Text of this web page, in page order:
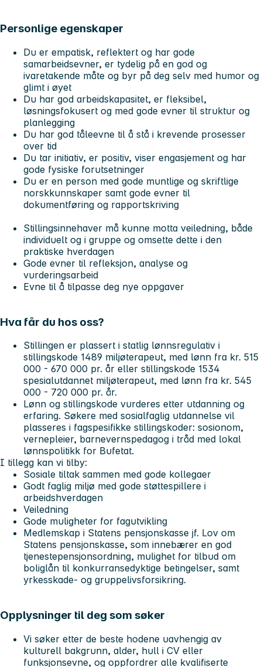
Personlige egenskaper
Du er empatisk, reflektert og har gode
samarbeidsevner, er tydelig på en god og
ivaretakende måte og byr på deg selv med humor og
glimt i øyet
Du har god arbeidskapasitet, er fleksibel,
løsningsfokusert og med gode evner til struktur og
planlegging
Du har god tåleevne til å stå i krevende prosesser
over tid
Du tar initiativ, er positiv, viser engasjement og har
gode fysiske forutsetninger
Du er en person med gode muntlige og skriftlige
norskkunnskaper samt gode evner til
dokumentføring og rapportskriving
Stillingsinnehaver må kunne motta veiledning, både
individuelt og i gruppe og omsette dette i den
praktiske hverdagen
Gode evner til refleksjon, analyse og
vurderingsarbeid
Evne til å tilpasse deg nye oppgaver
Hva får du hos oss?
Stillingen er plassert i statlig lønnsregulativ i
stillingskode 1489 miljøterapeut, med lønn fra kr. 515
000 - 670 000 pr. år eller stillingskode 1534
spesialutdannet miljøterapeut, med lønn fra kr. 545
000 - 720 000 pr. år.
Lønn og stillingskode vurderes etter utdanning og
erfaring. Søkere med sosialfaglig utdannelse vil
plasseres i fagspesifikke stillingskoder: sosionom,
vernepleier, barnevernspedagog i tråd med lokal
lønnspolitikk for Bufetat.
I tillegg kan vi tilby:
Sosiale tiltak sammen med gode kollegaer
Godt faglig miljø med gode støttespillere i
arbeidshverdagen
Veiledning
Gode muligheter for fagutvikling
Medlemskap i Statens pensjonskasse jf. Lov om
Statens pensjonskasse, som innebærer en god
tjenestepensjonsordning, mulighet for tilbud om
boliglån til konkurransedyktige betingelser, samt
yrkesskade- og gruppelivsforsikring.
Opplysninger til deg som søker
Vi søker etter de beste hodene uavhengig av
kulturell bakgrunn, alder, hull i CV eller
funksjonsevne, og oppfordrer alle kvalifiserte